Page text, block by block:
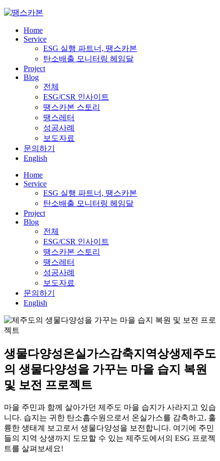
Skip
contentHome
Service
ESG 실행 파트너, 땡스카본
탄소배출 모니터링 헤임달
Project
Blog
전체
ESG/CSR 인사이트
땡스카본 스토리
땡스레터
성공사례
보도자료
문의하기
English
Home
Service
ESG 실행 파트너, 땡스카본
탄소배출 모니터링 헤임달
Project
Blog
전체
ESG/CSR 인사이트
땡스카본 스토리
땡스레터
성공사례
보도자료
문의하기
English
생물다양성온실가스감축지역상생제주도
의 생물다양성을 가꾸는 마을 습지 복원
및 보전 프로젝트
마을 주민과 함께 살아가던 제주도 마을 습지가 사라지고 있습
니다. 습지는 귀한 탄소흡수원으로서 온실가스를 감축하고, 훌
륭한 생태계 보고로서 생물다양성을 보전합니다. 여기에 주민
들의 지역 상생까지 도모할 수 있는 제주도에서의 ESG 프로젝
트를 살펴보세요!